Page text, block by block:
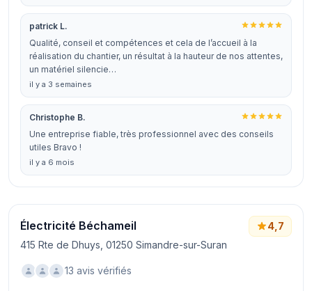
patrick L.
Qualité, conseil et compétences et cela de l’accueil à la
réalisation du chantier, un résultat à la hauteur de nos attentes,
un matériel silencie…
il y a 3 semaines
Christophe B.
Une entreprise fiable, très professionnel avec des conseils
utiles Bravo !
il y a 6 mois
Électricité Béchameil
415 Rte de Dhuys, 01250 Simandre-sur-Suran
4,7
13 avis vérifiés